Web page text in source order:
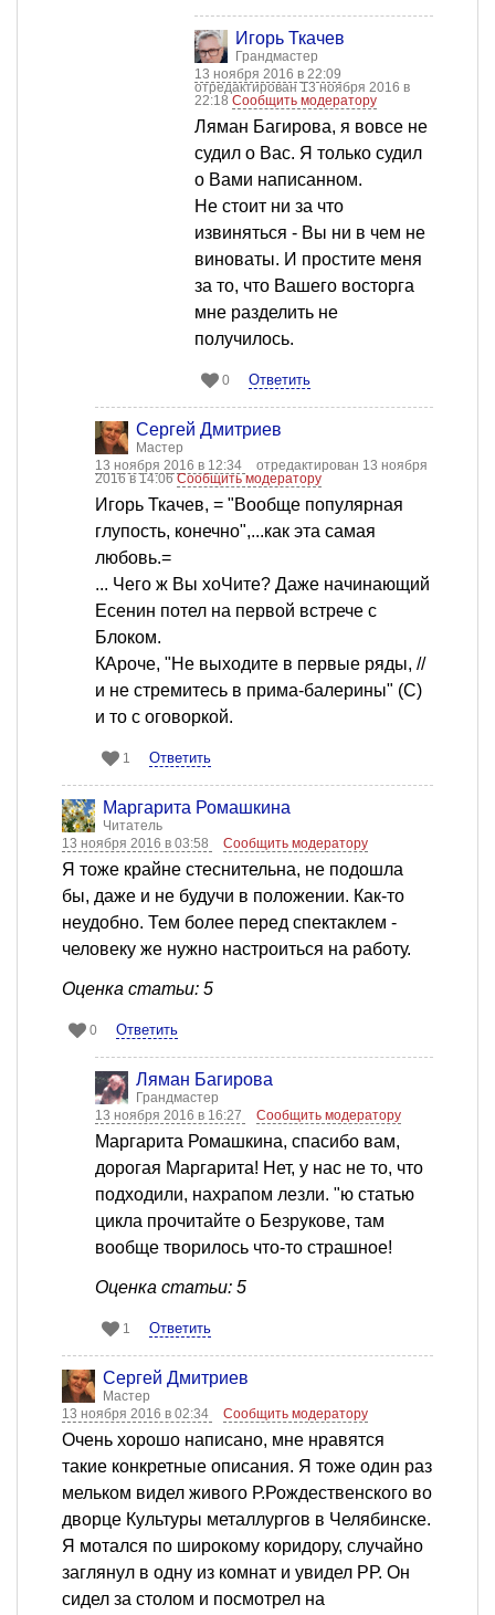
Игорь Ткачев
Грандмастер
13 ноября 2016 в 22:09
отредактирован 13 ноября 2016 в
22:18 Сообщить модератору
Ляман Багирова, я вовсе не
судил о Вас. Я только судил
о Вами написанном.
Не стоит ни за что
извиняться - Вы ни в чем не
виноваты. И простите меня
за то, что Вашего восторга
мне разделить не
получилось.
0 Ответить
Сергей Дмитриев
Мастер
13 ноября 2016 в 12:34
отредактирован 13 ноября
2016 в 14:06Сообщить модератору
Игорь Ткачев, = "Вообще популярная
глупость, конечно",...как эта самая
любовь.=
... Чего ж Вы хоЧите? Даже начинающий
Есенин потел на первой встрече с
Блоком.
КАроче, "Не выходите в первые ряды, //
и не стремитесь в прима-балерины" (С)
и то с оговоркой.
1 Ответить
Маргарита Ромашкина
Читатель
13 ноября 2016 в 03:58
Сообщить модератору
Я тоже крайне стеснительна, не подошла
бы, даже и не будучи в положении. Как-то
неудобно. Тем более перед спектаклем -
человеку же нужно настроиться на работу.
Оценка статьи: 5
0 Ответить
Ляман Багирова
Грандмастер
13 ноября 2016 в 16:27
Сообщить модератору
Маргарита Ромашкина, спасибо вам,
дорогая Маргарита! Нет, у нас не то, что
подходили, нахрапом лезли. "ю статью
цикла прочитайте о Безрукове, там
вообще творилось что-то страшное!
Оценка статьи: 5
1 Ответить
Сергей Дмитриев
Мастер
13 ноября 2016 в 02:34
Сообщить модератору
Очень хорошо написано, мне нравятся
такие конкретные описания. Я тоже один раз
мельком видел живого Р.Рождественского во
дворце Культуры металлургов в Челябинске.
Я мотался по широкому коридору, случайно
заглянул в одну из комнат и увидел РР. Он
сидел за столом и посмотрел на